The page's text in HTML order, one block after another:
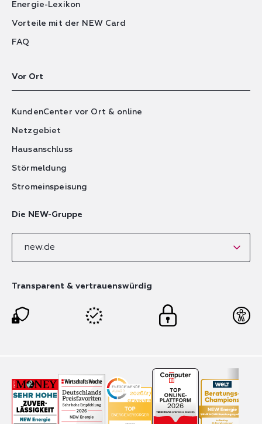
Energie-Lexikon
Vorteile mit der NEW Card
FAQ
Vor Ort
KundenCenter vor Ort & online
Netzgebiet
Hausanschluss
Störmeldung
Stromeinspeisung
Die NEW-Gruppe
new.de
Transparent & vertrauenswürdig